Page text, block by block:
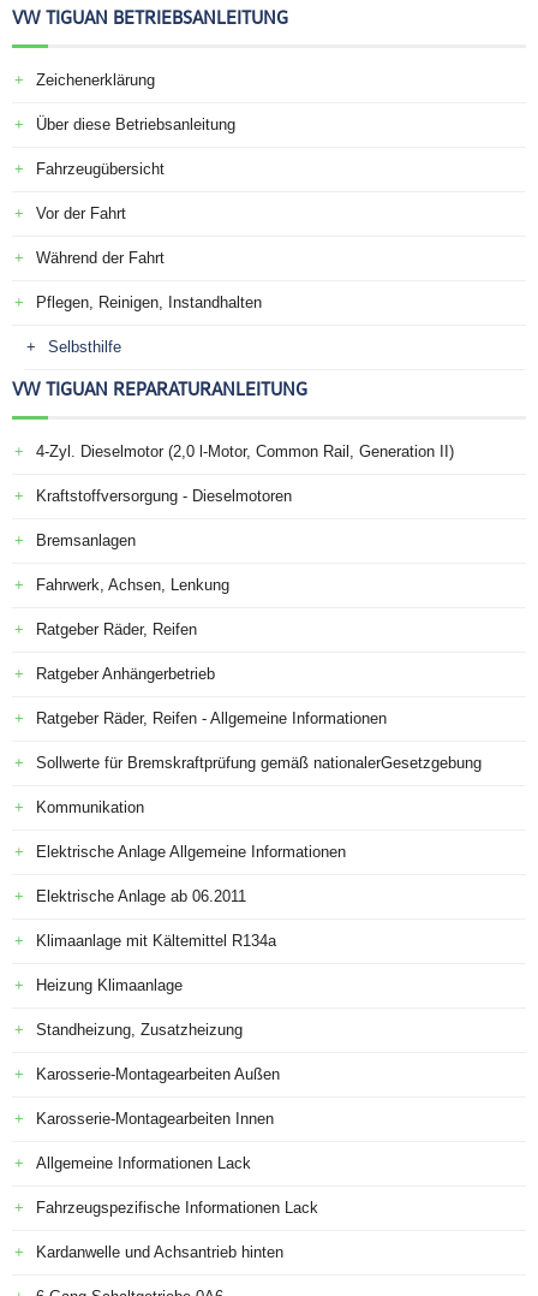
VW TIGUAN BETRIEBSANLEITUNG
Zeichenerklärung
Über diese Betriebsanleitung
Fahrzeugübersicht
Vor der Fahrt
Während der Fahrt
Pflegen, Reinigen, Instandhalten
Selbsthilfe
VW TIGUAN REPARATURANLEITUNG
4-Zyl. Dieselmotor (2,0 l-Motor, Common Rail, Generation II)
Kraftstoffversorgung - Dieselmotoren
Bremsanlagen
Fahrwerk, Achsen, Lenkung
Ratgeber Räder, Reifen
Ratgeber Anhängerbetrieb
Ratgeber Räder, Reifen - Allgemeine Informationen
Sollwerte für Bremskraftprüfung gemäß nationalerGesetzgebung
Kommunikation
Elektrische Anlage Allgemeine Informationen
Elektrische Anlage ab 06.2011
Klimaanlage mit Kältemittel R134a
Heizung Klimaanlage
Standheizung, Zusatzheizung
Karosserie-Montagearbeiten Außen
Karosserie-Montagearbeiten Innen
Allgemeine Informationen Lack
Fahrzeugspezifische Informationen Lack
Kardanwelle und Achsantrieb hinten